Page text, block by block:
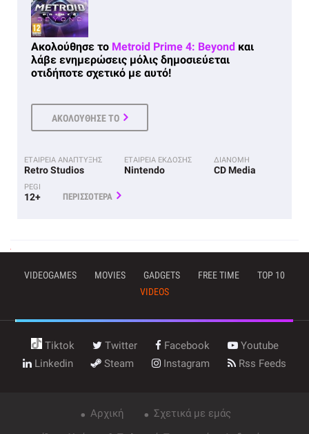
Ακολούθησε το Metroid Prime 4: Beyond και
λάβε ενημερώσεις μόλις δημοσιεύεται
οτιδήποτε σχετικό με αυτό!
ΑΚΟΛΟΥΘΗΣΕ ΤΟ
ΕΤΑΙΡΕΙΑ ΑΝΑΠΤΥΞΗΣ
Retro Studios
ΕΤΑΙΡΕΙΑ ΕΚΔΟΣΗΣ
Nintendo
ΔΙΑΝΟΜΗ
CD Media
PEGI
12+ ΠΕΡΙΣΣΟΤΕΡΑ
VIDEOGAMES MOVIES GADGETS FREE TIME
TOP 10
VIDEOS
Tiktok Twitter Facebook
Youtube
Linkedin
Steam Instagram Rss Feeds
Αρχική
Σχετικά με εμάς